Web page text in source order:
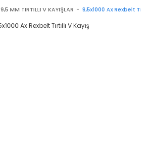
9,5 MM TIRTILLI V KAYIŞLAR 9,5x1000 Ax Rexbelt